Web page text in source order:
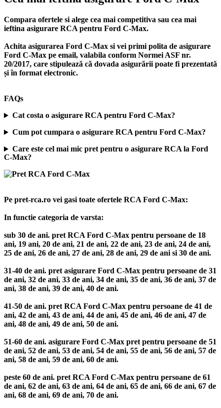
Compara ofertele si alege cea mai competitiva sau cea mai
ieftina asigurare RCA pentru Ford C-Max.
Achita asigurarea Ford C-Max si vei primi polita de asigurare
Ford C-Max pe email, valabila conform Normei ASF nr.
20/2017, care stipulează că dovada asigurării poate fi prezentată
și în format electronic.
FAQs
Cat costa o asigurare RCA pentru Ford C-Max?
Cum pot cumpara o asigurare RCA pentru Ford C-Max?
Care este cel mai mic pret pentru o asigurare RCA la Ford
C-Max?
Pe pret-rca.ro vei gasi toate ofertele RCA Ford C-Max:
In functie categoria de varsta:
sub 30 de ani. pret RCA Ford C-Max pentru persoane de 18
ani, 19 ani, 20 de ani, 21 de ani, 22 de ani, 23 de ani, 24 de ani,
25 de ani, 26 de ani, 27 de ani, 28 de ani, 29 de ani si 30 de ani.
31-40 de ani. pret asigurare Ford C-Max pentru persoane de 31
de ani, 32 de ani, 33 de ani, 34 de ani, 35 de ani, 36 de ani, 37 de
ani, 38 de ani, 39 de ani, 40 de ani.
41-50 de ani. pret RCA Ford C-Max pentru persoane de 41 de
ani, 42 de ani, 43 de ani, 44 de ani, 45 de ani, 46 de ani, 47 de
ani, 48 de ani, 49 de ani, 50 de ani.
51-60 de ani. asigurare Ford C-Max pret pentru persoane de 51
de ani, 52 de ani, 53 de ani, 54 de ani, 55 de ani, 56 de ani, 57 de
ani, 58 de ani, 59 de ani, 60 de ani.
peste 60 de ani. pret RCA Ford C-Max pentru persoane de 61
de ani, 62 de ani, 63 de ani, 64 de ani, 65 de ani, 66 de ani, 67 de
ani, 68 de ani, 69 de ani, 70 de ani.